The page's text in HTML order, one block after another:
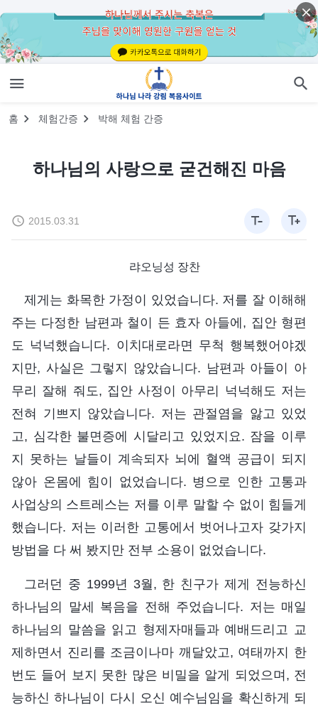
홈 체험간증 박해 체험 간증
하나님의 사랑으로 굳건해진 마음
2015.03.31
랴오닝성 장찬
제게는 화목한 가정이 있었습니다. 저를 잘 이해해
주는 다정한 남편과 철이 든 효자 아들에, 집안 형편
도 넉넉했습니다. 이치대로라면 무척 행복했어야겠
지만, 사실은 그렇지 않았습니다. 남편과 아들이 아
무리 잘해 줘도, 집안 사정이 아무리 넉넉해도 저는
전혀 기쁘지 않았습니다. 저는 관절염을 앓고 있었
고, 심각한 불면증에 시달리고 있었지요. 잠을 이루
지 못하는 날들이 계속되자 뇌에 혈액 공급이 되지
않아 온몸에 힘이 없었습니다. 병으로 인한 고통과
사업상의 스트레스는 저를 이루 말할 수 없이 힘들게
했습니다. 저는 이러한 고통에서 벗어나고자 갖가지
방법을 다 써 봤지만 전부 소용이 없었습니다.
그러던 중 1999년 3월, 한 친구가 제게 전능하신
하나님의 말세 복음을 전해 주었습니다. 저는 매일
하나님의 말씀을 읽고 형제자매들과 예배드리고 교
제하면서 진리를 조금이나마 깨달았고, 여태까지 한
번도 들어 보지 못한 많은 비밀을 알게 되었으며, 전
능하신 하나님이 다시 오신 예수님임을 확신하게 되